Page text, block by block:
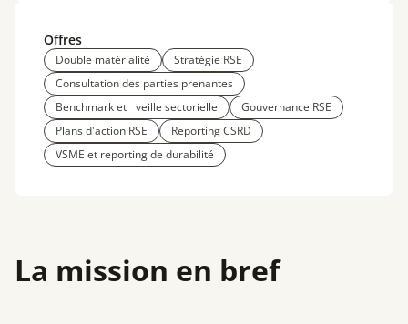
Offres
Double matérialité
Stratégie RSE
Consultation des parties prenantes
Benchmark et veille sectorielle
Gouvernance RSE
Plans d'action RSE
Reporting CSRD
VSME et reporting de durabilité
La mission en bref